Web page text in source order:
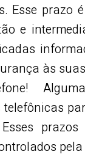
Esse prazo
e
às